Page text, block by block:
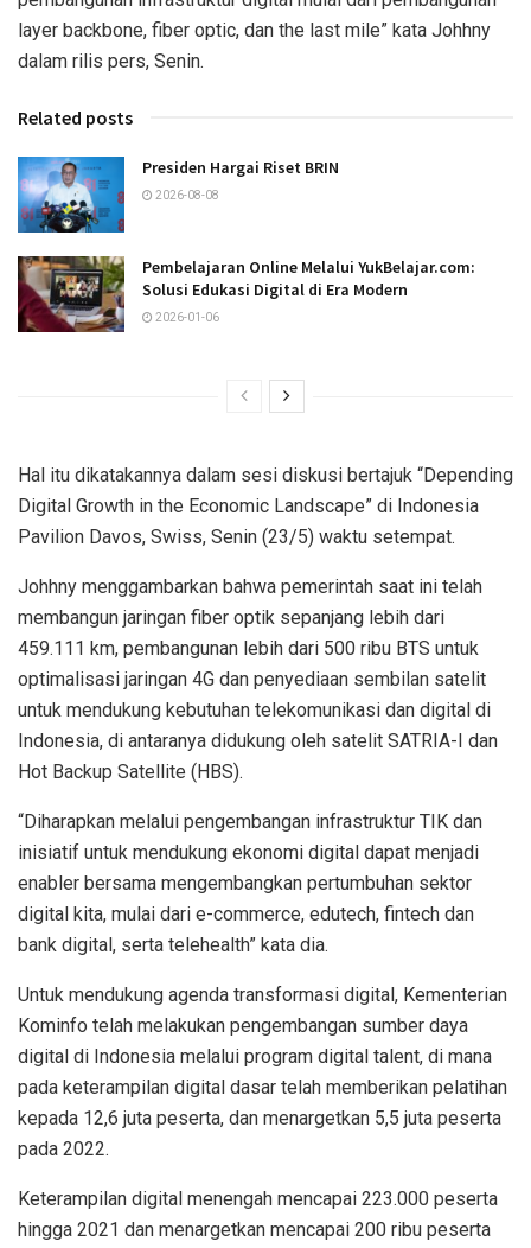
layer backbone, fiber optic, dan the last mile” kata Johhny
dalam rilis pers, Senin.
Related posts
Presiden Hargai Riset BRIN
2026-08-08
Pembelajaran Online Melalui YukBelajar.com:
Solusi Edukasi Digital di Era Modern
2026-01-06
Hal itu dikatakannya dalam sesi diskusi bertajuk “Depending
Digital Growth in the Economic Landscape” di Indonesia
Pavilion Davos, Swiss, Senin (23/5) waktu setempat.
Johhny menggambarkan bahwa pemerintah saat ini telah
membangun jaringan fiber optik sepanjang lebih dari
459.111 km, pembangunan lebih dari 500 ribu BTS untuk
optimalisasi jaringan 4G dan penyediaan sembilan satelit
untuk mendukung kebutuhan telekomunikasi dan digital di
Indonesia, di antaranya didukung oleh satelit SATRIA-I dan
Hot Backup Satellite (HBS).
“Diharapkan melalui pengembangan infrastruktur TIK dan
inisiatif untuk mendukung ekonomi digital dapat menjadi
enabler bersama mengembangkan pertumbuhan sektor
digital kita, mulai dari e-commerce, edutech, fintech dan
bank digital, serta telehealth” kata dia.
Untuk mendukung agenda transformasi digital, Kementerian
Kominfo telah melakukan pengembangan sumber daya
digital di Indonesia melalui program digital talent, di mana
pada keterampilan digital dasar telah memberikan pelatihan
kepada 12,6 juta peserta, dan menargetkan 5,5 juta peserta
pada 2022.
Keterampilan digital menengah mencapai 223.000 peserta
hingga 2021 dan menargetkan mencapai 200 ribu peserta